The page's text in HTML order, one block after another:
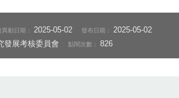
異動日期： 2025-05-02 發布日期： 2025-05-02
發展考核委員會 點閱次數：826